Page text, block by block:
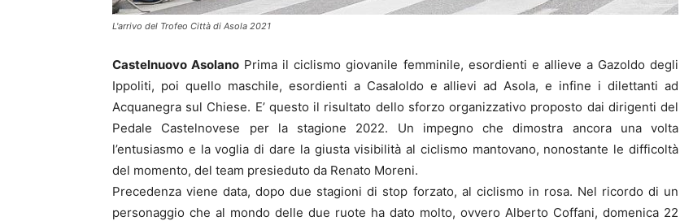
L'arrivo del Trofeo Città di Asola 2021
Castelnuovo Asolano Prima il ciclismo giovanile femminile, esordienti e allieve a Gazoldo degli
Ippoliti, poi quello maschile, esordienti a Casaloldo e allievi ad Asola, e infine i dilettanti ad
Acquanegra sul Chiese. E’ questo il risultato dello sforzo organizzativo proposto dai dirigenti del
Pedale Castelnovese per la stagione 2022. Un impegno che dimostra ancora una volta
l’entusiasmo e la voglia di dare la giusta visibilità al ciclismo mantovano, nonostante le difficoltà
del momento, del team presieduto da Renato Moreni.
Precedenza viene data, dopo due stagioni di stop forzato, al ciclismo in rosa. Nel ricordo di un
personaggio che al mondo delle due ruote ha dato molto, ovvero Alberto Coffani, domenica 22